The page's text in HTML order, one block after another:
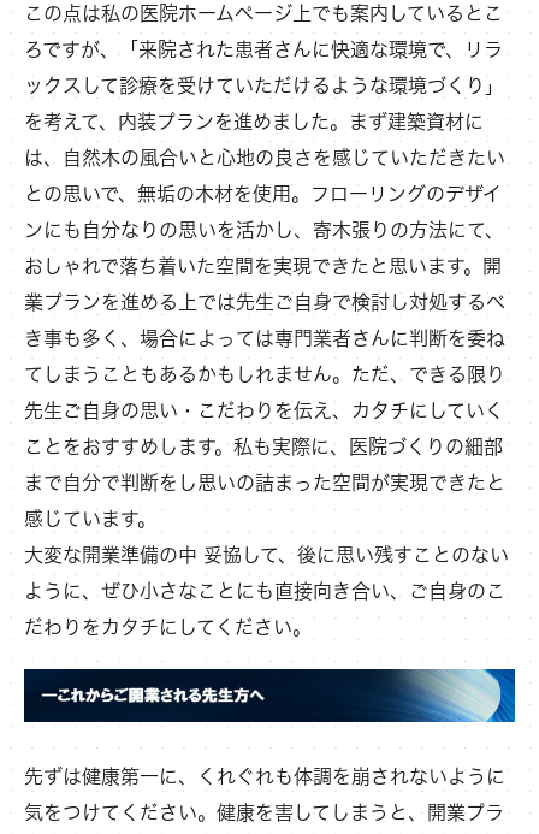
この点は私の医院ホームページ上でも案内しているとこ
ろですが、「来院された患者さんに快適な環境で、リラ
ックスして診療を受けていただけるような環境づくり」
を考えて、内装プランを進めました。まず建築資材に
は、自然木の風合いと心地の良さを感じていただきたい
との思いで、無垢の木材を使用。フローリングのデザイ
ンにも自分なりの思いを活かし、寄木張りの方法にて、
おしゃれで落ち着いた空間を実現できたと思います。開
業プランを進める上では先生ご自身で検討し対処するべ
き事も多く、場合によっては専門業者さんに判断を委ね
てしまうこともあるかもしれません。ただ、できる限り
先生ご自身の思い・こだわりを伝え、カタチにしていく
ことをおすすめします。私も実際に、医院づくりの細部
まで自分で判断をし思いの詰まった空間が実現できたと
感じています。
大変な開業準備の中 妥協して、後に思い残すことのない
ように、ぜひ小さなことにも直接向き合い、ご自身のこ
だわりをカタチにしてください。
先ずは健康第一に、くれぐれも体調を崩されないように
気をつけてください。健康を害してしまうと、開業プラ